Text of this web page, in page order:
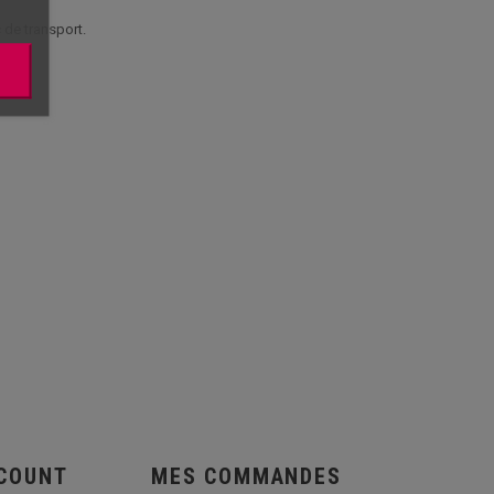
de transport.
MES COMMANDES